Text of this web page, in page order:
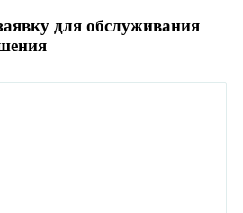
для обслуживания